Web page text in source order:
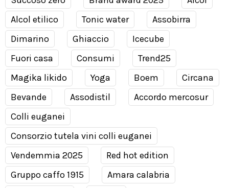
Alcol etilico
Tonic water
Assobirra
Dimarino
Ghiaccio
Icecube
Fuori casa
Consumi
Trend25
Magika likido
Yoga Boem
Circana
Bevande
Assodistil
Accordo mercosur
Colli euganei
Consorzio tutela vini colli euganei
Vendemmia 2025
Red hot edition
Gruppo caffo 1915
Amara calabria